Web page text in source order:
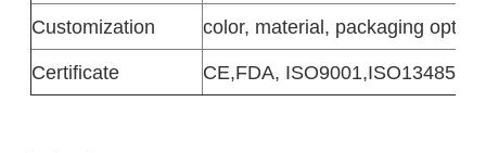
Customization
color, material, packaging
Certificate
CE,FDA, ISO9001,ISO13485